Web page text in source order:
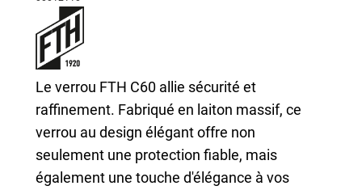
Le verrou FTH C60 allie sécurité et
raffinement. Fabriqué en laiton massif, ce
verrou au design élégant offre non
seulement une protection fiable, mais
également une touche d'élégance à vos